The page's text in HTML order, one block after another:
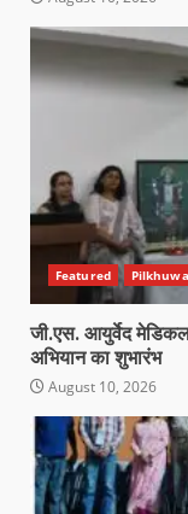
Featured
जी.एस. आयुर्वेद
अभियान का शुभारंभ
August 10, 2026